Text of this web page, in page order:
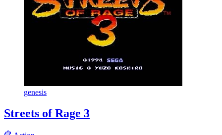
genesis
Streets of Rage 3